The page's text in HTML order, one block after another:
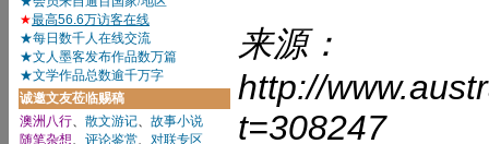
来源：
http://
t=308247